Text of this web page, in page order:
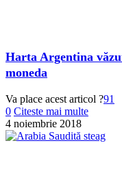
Harta Argentina
moneda
Va place acest articol ?91
0 Citeste mai multe
4 noiembrie 2018